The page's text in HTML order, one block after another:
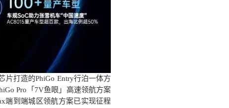
打造的PhiGo Entry行泊一体方
Pro「7V鱼眼」高速领航方案
端到端城区领航方案已实现征程